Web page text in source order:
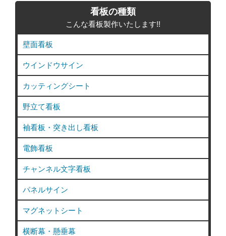
看板の種類
こんな看板製作いたします!!
壁面看板
ウインドウサイン
カッティングシート
野立て看板
袖看板・突き出し看板
電飾看板
チャンネル文字看板
パネルサイン
マグネットシート
横断幕・懸垂幕